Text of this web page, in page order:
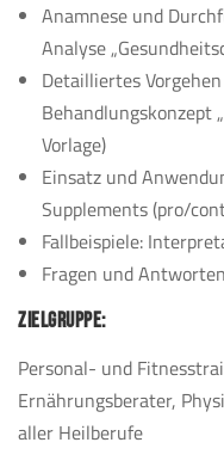
Anamnese und
Analyse
Detailliertes
Behandlungskonzept
Vorlage)
Einsatz und
Supplements (pro/
Fallbeispiele:
Fragen und Antworten
ZIELGRUPPE:
Personal- und
Ernährungsberater,
aller Heilberufe